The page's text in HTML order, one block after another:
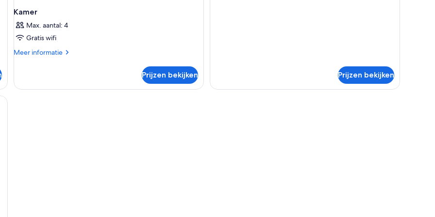
Kamer
Max. aantal: 4
Gratis wifi
Meer informatie
Meer
Prijzen bekijken Prijzen bekijken